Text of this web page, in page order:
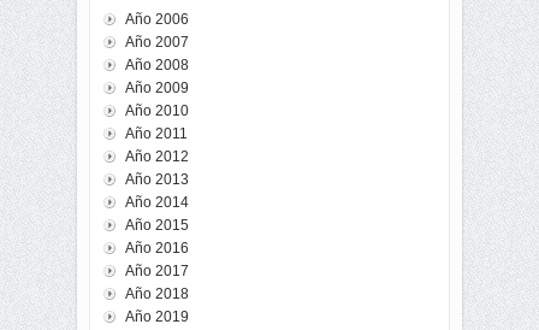
Año 2006
Año 2007
Año 2008
Año 2009
Año 2010
Año 2011
Año 2012
Año 2013
Año 2014
Año 2015
Año 2016
Año 2017
Año 2018
Año 2019